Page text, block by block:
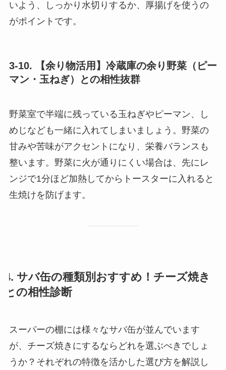
いよう、しっかり水切りするか、厚揚げを使うの
がポイントです。
3-10. 【余り物活用】冷蔵庫の余り野菜（ピー
マン・玉ねぎ）との相性抜群
野菜室で半端に残っている玉ねぎやピーマン、し
めじなども一緒に入れてしまいましょう。野菜の
甘みや苦味がアクセントになり、栄養バランスも
整います。野菜に火が通りにくい場合は、先にレ
ンジで1分ほど加熱してからトースターに入れると
生焼けを防げます。
4. サバ缶の種類別おすすめ！チーズ焼き
との相性診断
スーパーの棚には様々なサバ缶が並んでいます
が、チーズ焼きにするならどれを選ぶべきでしょ
うか？それぞれの特徴を活かした選び方を解説し